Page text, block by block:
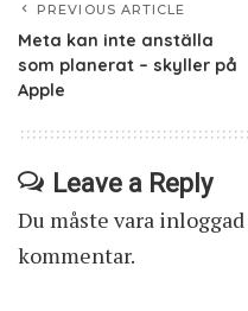
PREVIOUS ARTICLE
Meta kan inte anställa
som planerat – skyller på
Apple
Leave a Reply
Du måste vara inloggad
kommentar.